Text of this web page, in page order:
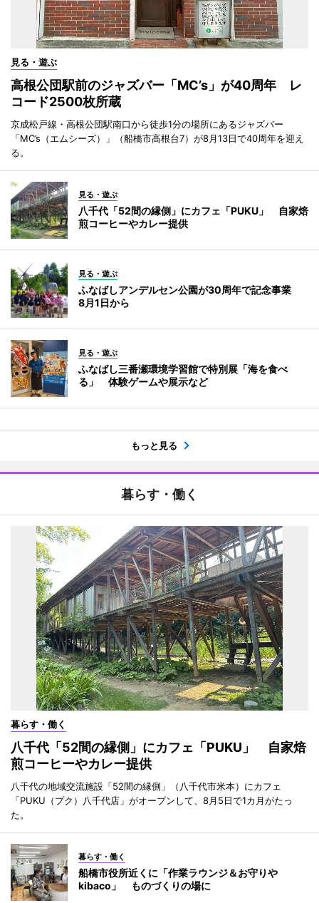
見る・遊ぶ
高根公団駅前のジャズバー「MC’s」が40周年 レ
コード2500枚所蔵
京成松戸線・高根公団駅南口から徒歩1分の場所にあるジャズバー
「MC’s（エムシーズ）」（船橋市高根台7）が8月13日で40周年を迎え
る。
見る・遊ぶ
八千代「52間の縁側」にカフェ「PUKU」 自家焙
煎コーヒーやカレー提供
見る・遊ぶ
ふなばしアンデルセン公園が30周年で記念事業
8月1日から
見る・遊ぶ
ふなばし三番瀬環境学習館で特別展「海を食べ
る」 体験ゲームや展示など
もっと見る
暮らす・働く
暮らす・働く
八千代「52間の縁側」にカフェ「PUKU」 自家焙
煎コーヒーやカレー提供
八千代の地域交流施設「52間の縁側」（八千代市米本）にカフェ
「PUKU（プク）八千代店」がオープンして、8月5日で1カ月がたっ
た。
暮らす・働く
船橋市役所近くに「作業ラウンジ＆お守りや
kibaco」 ものづくりの場に